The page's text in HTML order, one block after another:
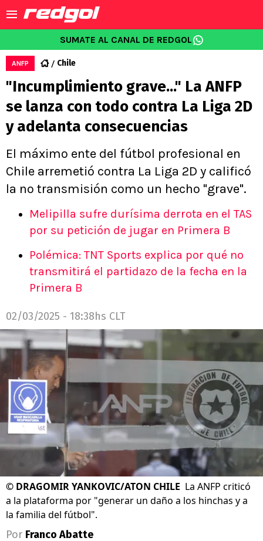
SUMATE AL CANAL DE REDGOL
ANFP Chile
"Incumplimiento grave..." La ANFP
se lanza con todo contra La Liga 2D
y adelanta consecuencias
El máximo ente del fútbol profesional en
Chile arremetió contra La Liga 2D y calificó
la no transmisión como un hecho "grave".
Melipilla sufre durísima derrota en el TAS
por su petición de jugar en Primera B
Polémica: TNT Sports explica por qué no
transmitirá el partidazo de la fecha en la
Primera B
02/03/2025 - 18:38hs CLT
© DRAGOMIR YANKOVIC/ATON CHILE La ANFP criticó
a la plataforma por "generar un daño a los hinchas y a
la familia del fútbol".
Por Franco Abatte